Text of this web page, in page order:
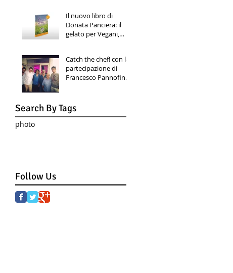
Il nuovo libro di
Donata Panciera: il
gelato per Vegani,
Catch the chef! con la
partecipazione di
Francesco Pannofino
Search By Tags
photo
Follow Us